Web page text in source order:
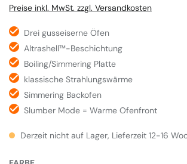
Preise inkl. MwSt. zzgl. Versandkosten
Drei gusseiserne Öfen
Altrashell™-Beschichtung
Boiling/Simmering Platte
klassische Strahlungswärme
Simmering Backofen
Slumber Mode = Warme Ofenfront
Derzeit nicht auf Lager, Lieferzeit 12-16